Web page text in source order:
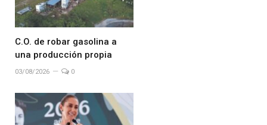
C.O. de robar gasolina a
una producción propia
03/08/2026 0